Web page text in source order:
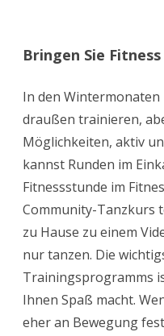
Bringen Sie
In den
draußen trainieren,
Möglichkeiten, aktiv
kannst Runden im
Fitnessstunde im
Community-Tanzkurs
zu Hause zu einem
nur tanzen. Die
Trainingsprogramms
Ihnen Spaß macht.
eher an Bewegung